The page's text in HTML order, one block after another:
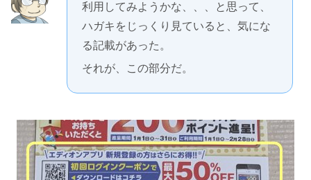
利用してみようかな、、、と思って、
ハガキをじっくり見ていると、気にな
る記載があった。
それが、この部分だ。